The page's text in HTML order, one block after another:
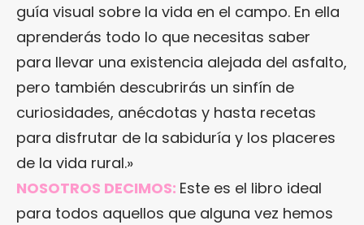
guía visual sobre la vida en el campo. En ella
aprenderás todo lo que necesitas saber
para llevar una existencia alejada del asfalto,
pero también descubrirás un sinfín de
curiosidades, anécdotas y hasta recetas
para disfrutar de la sabiduría y los placeres
de la vida rural.»
NOSOTROS DECIMOS: Este es el libro ideal
para todos aquellos que alguna vez hemos